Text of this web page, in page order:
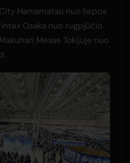
Hamamatsu nuo liepos
Osaka nuo rugpjūčio
Messe Tokijuje nuo